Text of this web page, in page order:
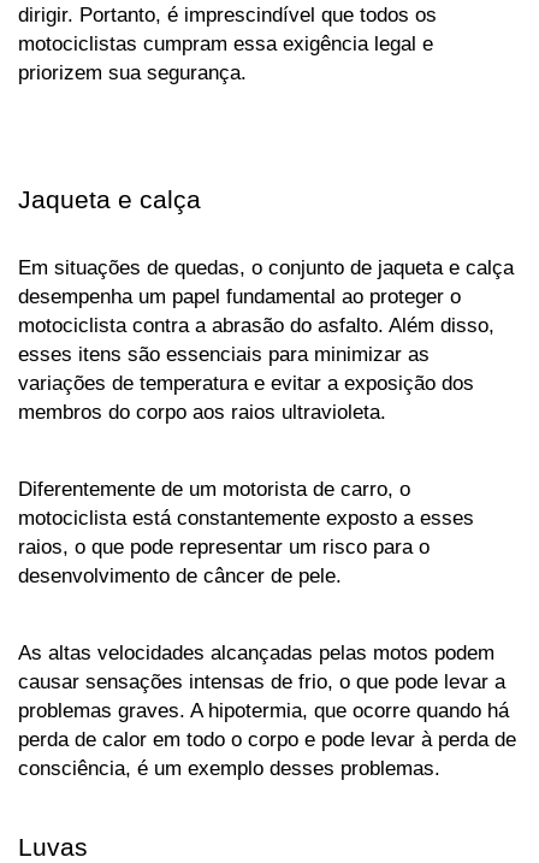
dirigir. Portanto, é imprescindível que todos os
motociclistas cumpram essa exigência legal e
priorizem sua segurança.
Jaqueta e calça
Em situações de quedas, o conjunto de jaqueta e calça
desempenha um papel fundamental ao proteger o
motociclista contra a abrasão do asfalto. Além disso,
esses itens são essenciais para minimizar as
variações de temperatura e evitar a exposição dos
membros do corpo aos raios ultravioleta.
Diferentemente de um motorista de carro, o
motociclista está constantemente exposto a esses
raios, o que pode representar um risco para o
desenvolvimento de câncer de pele.
As altas velocidades alcançadas pelas motos podem
causar sensações intensas de frio, o que pode levar a
problemas graves. A hipotermia, que ocorre quando há
perda de calor em todo o corpo e pode levar à perda de
consciência, é um exemplo desses problemas.
Luvas